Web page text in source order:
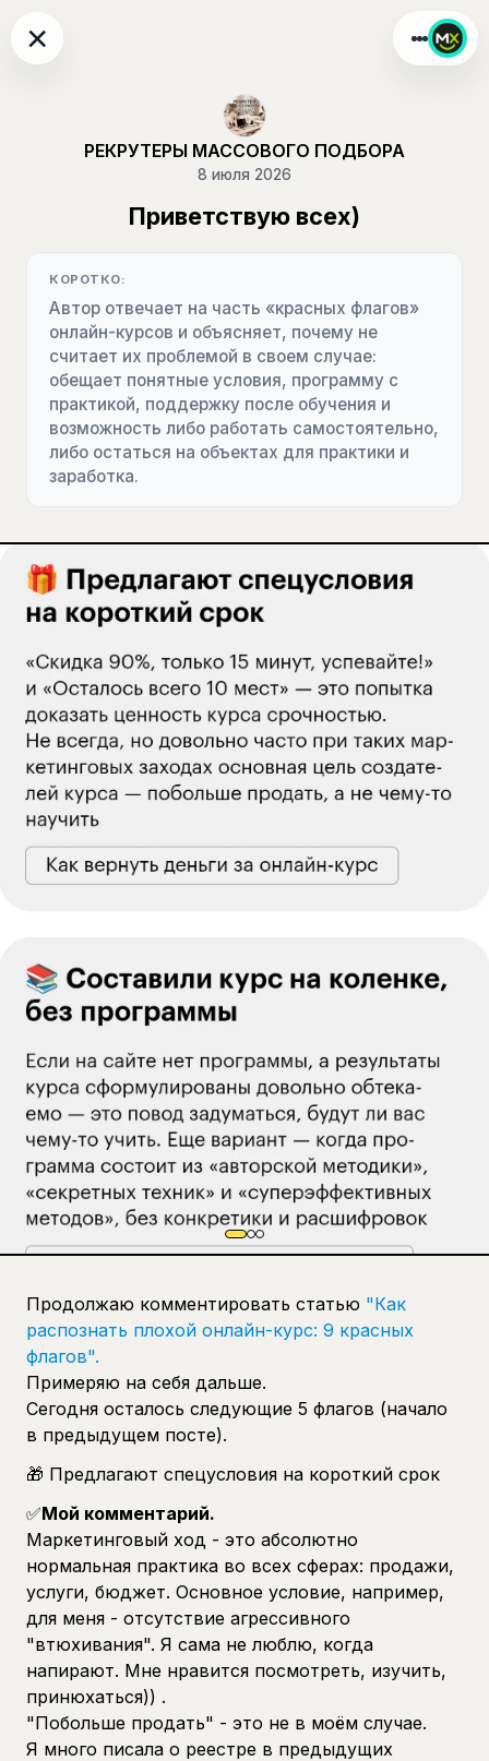
×
РЕКРУТЕРЫ МАССОВОГО ПОДБОРА
8 июля 2026
Приветствую всех)
КОРОТКО:
Автор отвечает на часть «красных флагов»
онлайн-курсов и объясняет, почему не
считает их проблемой в своем случае:
обещает понятные условия, программу с
практикой, поддержку после обучения и
возможность либо работать самостоятельно,
либо остаться на объектах для практики и
заработка.
Продолжаю комментировать статью "Как
распознать плохой онлайн-курс: 9 красных
флагов".
Примеряю на себя дальше.
Сегодня осталось следующие 5 флагов (начало
в предыдущем посте).
🎁 Предлагают спецусловия на короткий срок
✅Мой комментарий.
Маркетинговый ход - это абсолютно
нормальная практика во всех сферах: продажи,
услуги, бюджет. Основное условие, например,
для меня - отсутствие агрессивного
"втюхивания". Я сама не люблю, когда
напирают. Мне нравится посмотреть, изучить,
принюхаться)) .
"Побольше продать" - это не в моём случае.
Я много писала о реестре в предыдущих